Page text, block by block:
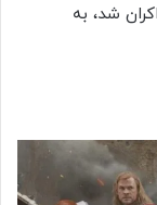
شد، به